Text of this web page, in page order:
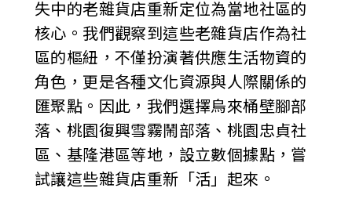
失中的老雜貨店重新定位為當地社區的
核心。我們觀察到這些老雜貨店作為社
區的樞紐，不僅扮演著供應生活物資的
角色，更是各種文化資源與人際關係的
匯聚點。因此，我們選擇烏來桶壁腳部
落、桃園復興雪霧鬧部落、桃園忠貞社
區、基隆港區等地，設立數個據點，嘗
試讓這些雜貨店重新「活」起來。